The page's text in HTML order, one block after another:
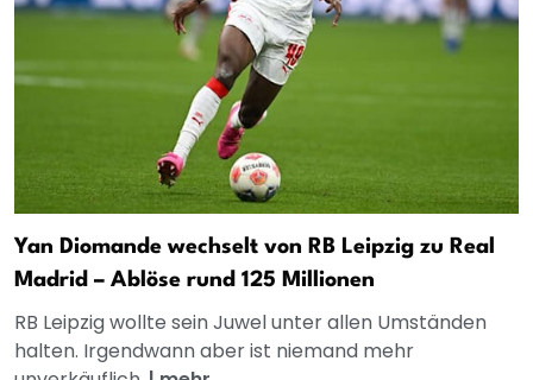
Yan Diomande wechselt von RB Leipzig zu Real
Madrid – Ablöse rund 125 Millionen
RB Leipzig wollte sein Juwel unter allen Umständen
halten. Irgendwann aber ist niemand mehr